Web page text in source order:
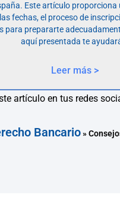
Este artículo
fechas, el proceso de
para prepararte
aquí presentada te
Leer más >
artículo en tus redes
Bancario»